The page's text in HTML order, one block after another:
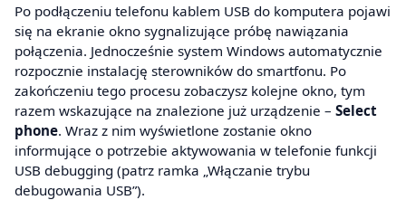
Po podłączeniu telefonu kablem USB do komputera pojawi
się na ekranie okno sygnalizujące próbę nawiązania
połączenia. Jednocześnie system Windows automatycznie
rozpocznie instalację sterowników do smartfonu. Po
zakończeniu tego procesu zobaczysz kolejne okno, tym
razem wskazujące na znalezione już urządzenie – Select
phone. Wraz z nim wyświetlone zostanie okno
informujące o potrzebie aktywowania w telefonie funkcji
USB debugging (patrz ramka „Włączanie trybu
debugowania USB”).